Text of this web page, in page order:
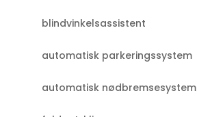
blindvinkelsassistent
automatisk parkeringssystem
automatisk nødbremsesystem